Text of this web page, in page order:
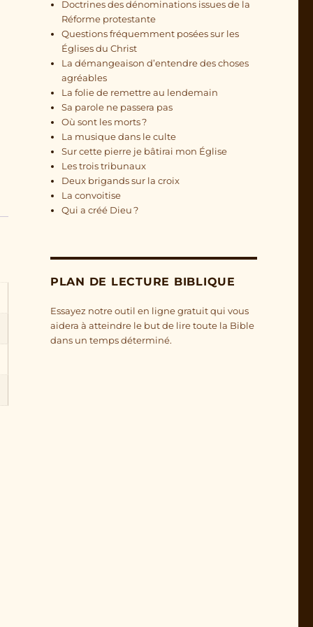
Doctrines des dénominations issues de la
Réforme protestante
Questions fréquemment posées sur les
Églises du Christ
La démangeaison d’entendre des choses
agréables
La folie de remettre au lendemain
Sa parole ne passera pas
Où sont les morts ?
La musique dans le culte
Sur cette pierre je bâtirai mon Église
Les trois tribunaux
Deux brigands sur la croix
La convoitise
Qui a créé Dieu ?
PLAN DE LECTURE BIBLIQUE
Essayez notre outil en ligne gratuit qui vous
aidera à atteindre le but de lire toute la Bible
dans un temps déterminé.